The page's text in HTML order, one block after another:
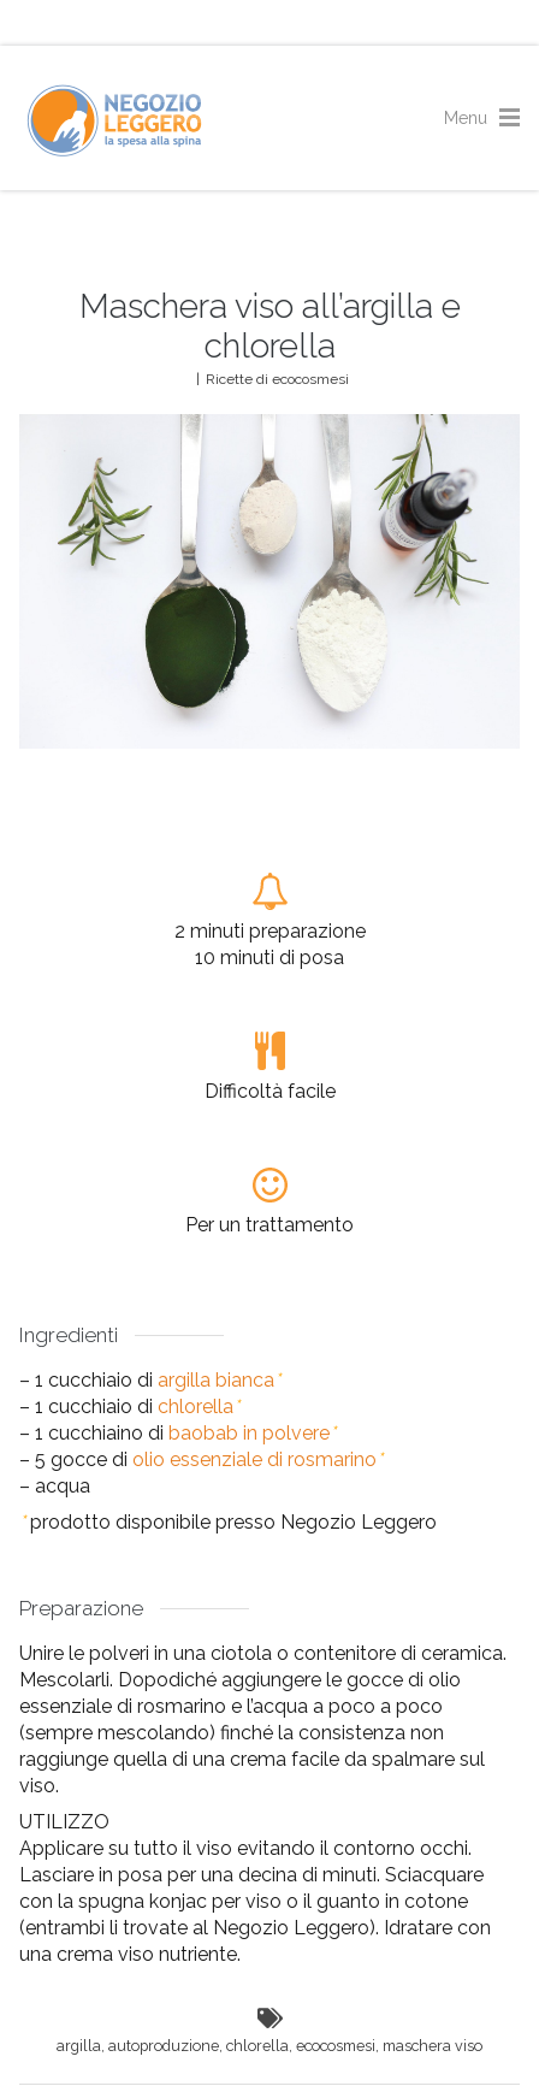
Maschera viso all’argilla e
chlorella
Ricette di ecocosmesi
2 minuti preparazione
10 minuti di posa
Difficoltà facile
Per un trattamento
Ingredienti
– 1 cucchiaio di argilla bianca*
– 1 cucchiaio di chlorella*
– 1 cucchiaino di baobab in polvere*
– 5 gocce di olio essenziale di rosmarino *
– acqua
*prodotto disponibile presso Negozio Leggero
Preparazione
Unire le polveri in una ciotola o contenitore di ceramica.
Mescolarli. Dopodiché aggiungere le gocce di olio
essenziale di rosmarino e l’acqua a poco a poco
(sempre mescolando) finché la consistenza non
raggiunge quella di una crema facile da spalmare sul
viso.
UTILIZZO
Applicare su tutto il viso evitando il contorno occhi.
Lasciare in posa per una decina di minuti. Sciacquare
con la spugna konjac per viso o il guanto in cotone
(entrambi li trovate al Negozio Leggero). Idratare con
una crema viso nutriente.
argilla, autoproduzione, chlorella, ecocosmesi, maschera viso